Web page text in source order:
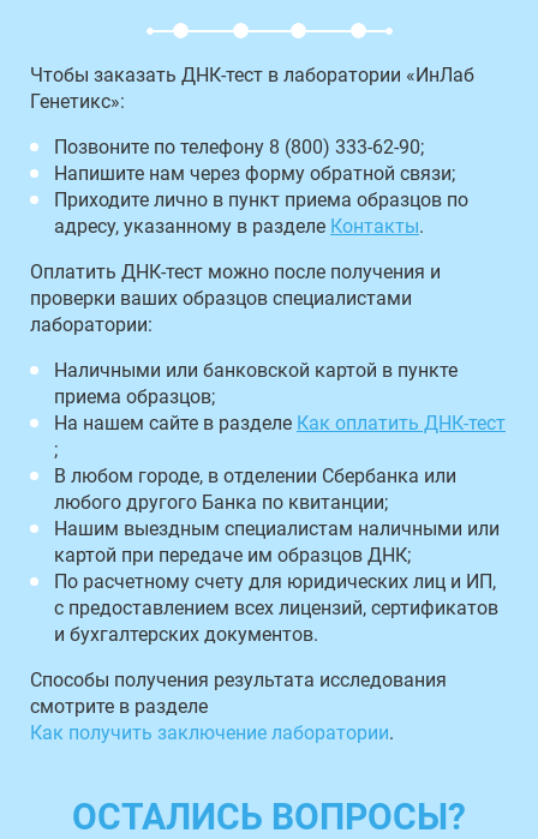
Чтобы заказать ДНК-тест в лаборатории «ИнЛаб
Генетикс»:
Позвоните по телефону 8 (800) 333-62-90;
Напишите нам через форму обратной связи;
Приходите лично в пункт приема образцов по
адресу, указанному в разделе Контакты.
Оплатить ДНК-тест можно после получения и
проверки ваших образцов специалистами
лаборатории:
Наличными или банковской картой в пункте
приема образцов;
На нашем сайте в разделе Как оплатить ДНК-тест
;
В любом городе, в отделении Сбербанка или
любого другого Банка по квитанции;
Нашим выездным специалистам наличными или
картой при передаче им образцов ДНК;
По расчетному счету для юридических лиц и ИП,
с предоставлением всех лицензий, сертификатов
и бухгалтерских документов.
Способы получения результата исследования
смотрите в разделе
Как получить заключение лаборатории.
ОСТАЛИСЬ ВОПРОСЫ?